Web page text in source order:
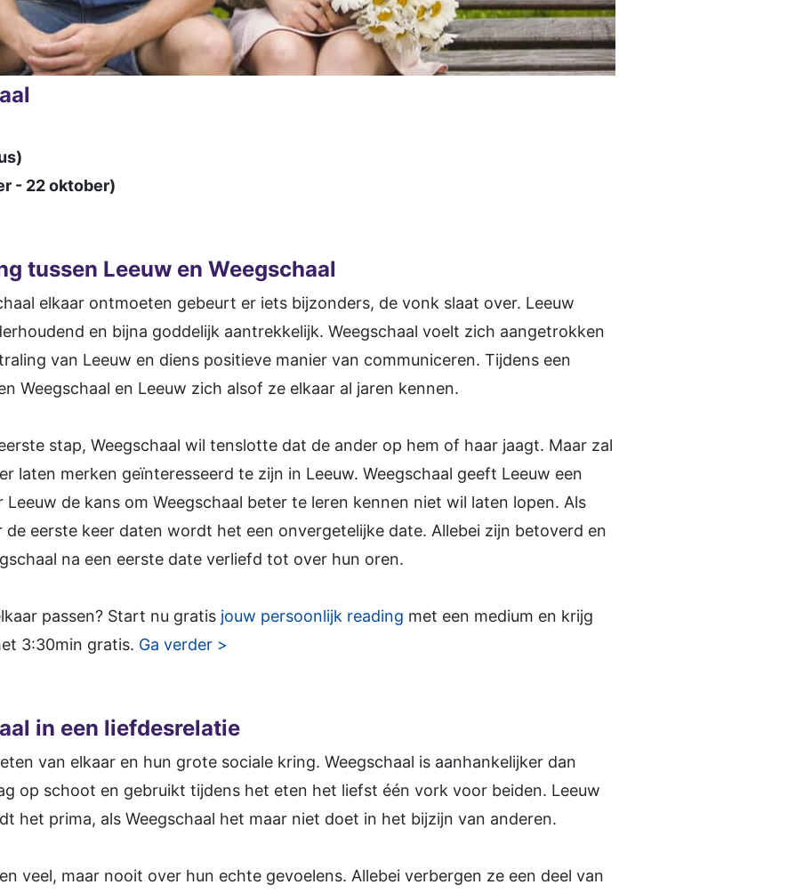
- 22 oktober)
tussen Leeuw en Weegschaal
elkaar ontmoeten gebeurt er iets bijzonders, de vonk slaat over. Leeuw
en bijna goddelijk aantrekkelijk. Weegschaal voelt zich aangetrokken
van Leeuw en diens positieve manier van communiceren. Tijdens een
Weegschaal en Leeuw zich alsof ze elkaar al jaren kennen.
stap, Weegschaal wil tenslotte dat de ander op hem of haar jaagt. Maar zal
laten merken geïnteresseerd te zijn in Leeuw. Weegschaal geeft Leeuw een
de kans om Weegschaal beter te leren kennen niet wil laten lopen. Als
de eerste keer daten wordt het een onvergetelijke date. Allebei zijn betoverd en
na een eerste date verliefd tot over hun oren.
passen? Start nu gratis jouw persoonlijk reading met een medium en krijg
3:30min gratis. Ga verder >
in een liefdesrelatie
van elkaar en hun grote sociale kring. Weegschaal is aanhankelijker dan
op schoot en gebruikt tijdens het eten het liefst één vork voor beiden. Leeuw
het prima, als Weegschaal het maar niet doet in het bijzijn van anderen.
veel, maar nooit over hun echte gevoelens. Allebei verbergen ze een deel van